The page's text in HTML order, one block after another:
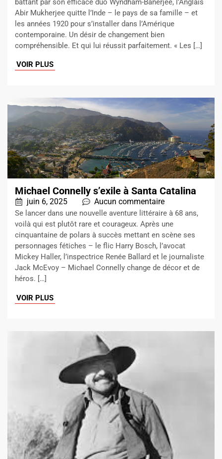
battant par son efficace duo Wyndham-Banerjee, l’Anglais
Abir Mukherjee quitte l’Inde – le pays de sa famille – et
les années 1920 pour s’installer dans l’Amérique
contemporaine. Un désir de changement bien
compréhensible. Et qui lui réussit parfaitement. « Les […]
VOIR PLUS
Michael Connelly s’exile à Santa Catalina
juin 6, 2025 Aucun commentaire
Se lancer dans une nouvelle aventure littéraire à 68 ans,
voilà qui est plutôt rare et courageux. Après une
cinquantaine de polars à succès mettant en scène ses
personnages fétiches – le flic Harry Bosch, l’avocat
Mickey Haller, l’inspectrice Renée Ballard et le journaliste
Jack McEvoy – Michael Connelly change de décor et de
héros. […]
VOIR PLUS